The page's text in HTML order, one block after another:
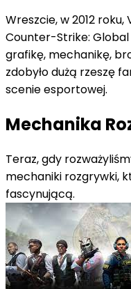
Wreszcie, w 2012
Counter-Strike: Global
grafikę, mechanikę,
zdobyło dużą rzeszę
scenie esportowej.
Mechanika
Teraz, gdy
mechaniki rozgrywki,
fascynującą.